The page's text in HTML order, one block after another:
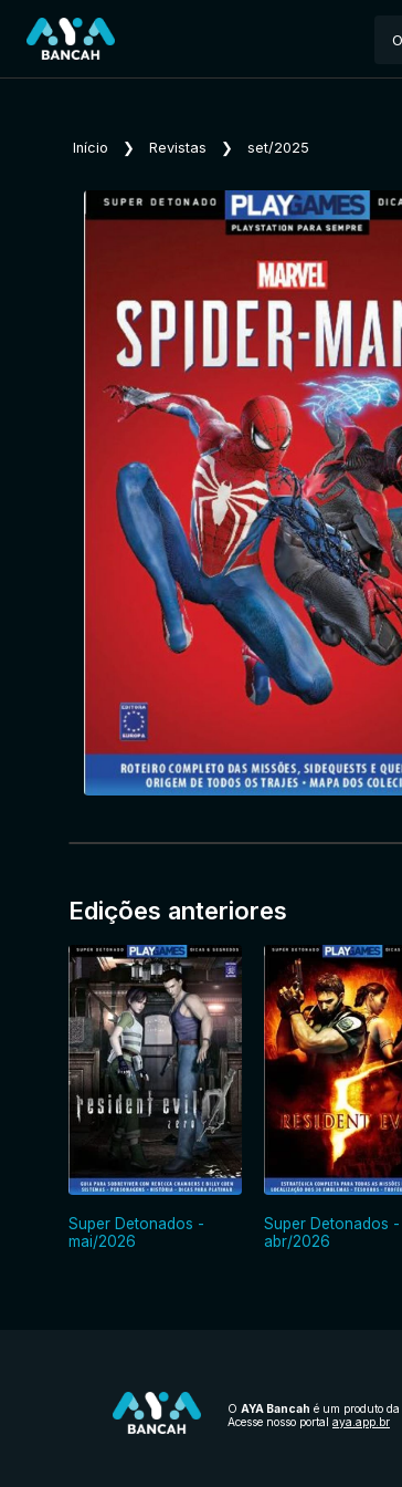
Início ❯ Revistas ❯ set/2025
Edições anteriores
Super Detonados -
mai/2026
Super Detonados -
abr/2026
O AYA Bancah é um produto da
Acesse nosso portal aya.app.br